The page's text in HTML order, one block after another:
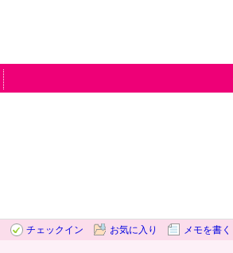
チェックイン お気に入り メモを書く